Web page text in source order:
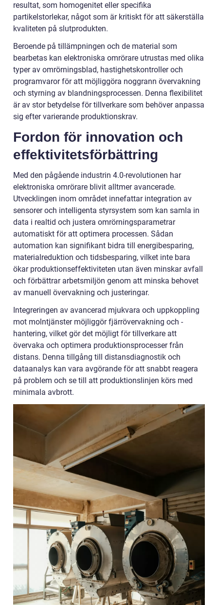
resultat, som homogenitet eller specifika
partikelstorlekar, något som är kritiskt för att säkerställa
kvaliteten på slutprodukten.
Beroende på tillämpningen och de material som
bearbetas kan elektroniska omrörare utrustas med olika
typer av omrörningsblad, hastighetskontroller och
programvaror för att möjliggöra noggrann övervakning
och styrning av blandningsprocessen. Denna flexibilitet
är av stor betydelse för tillverkare som behöver anpassa
sig efter varierande produktionskrav.
Fordon för innovation och
effektivitetsförbättring
Med den pågående industrin 4.0-revolutionen har
elektroniska omrörare blivit alltmer avancerade.
Utvecklingen inom området innefattar integration av
sensorer och intelligenta styrsystem som kan samla in
data i realtid och justera omrörningsparametrar
automatiskt för att optimera processen. Sådan
automation kan signifikant bidra till energibesparing,
materialreduktion och tidsbesparing, vilket inte bara
ökar produktionseffektiviteten utan även minskar avfall
och förbättrar arbetsmiljön genom att minska behovet
av manuell övervakning och justeringar.
Integreringen av avancerad mjukvara och uppkoppling
mot molntjänster möjliggör fjärrövervakning och -
hantering, vilket gör det möjligt för tillverkare att
övervaka och optimera produktionsprocesser från
distans. Denna tillgång till distansdiagnostik och
dataanalys kan vara avgörande för att snabbt reagera
på problem och se till att produktionslinjen körs med
minimala avbrott.